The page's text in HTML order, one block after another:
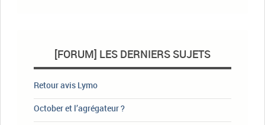
[FORUM] LES DERNIERS SUJETS
Retour avis Lymo
October et l’agrégateur ?